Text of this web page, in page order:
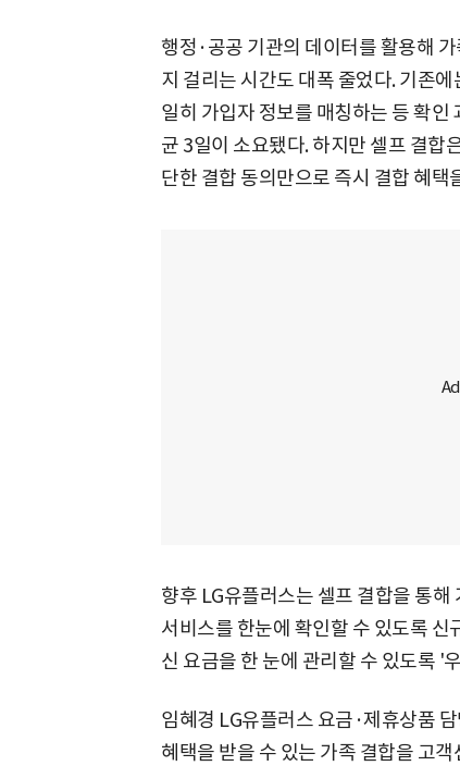
행정·공공 기관의 데이터를 활용해
지 걸리는 시간도 대폭 줄었다. 기존
일히 가입자 정보를 매칭하는 등 확인
균 3일이 소요됐다. 하지만 셀프 결합
단한 결합 동의만으로 즉시 결합 혜택
향후 LG유플러스는 셀프 결합을 통
서비스를 한눈에 확인할 수 있도록 신
신 요금을 한 눈에 관리할 수 있도록 '
임혜경 LG유플러스 요금·제휴상품
혜택을 받을 수 있는 가족 결합을 고